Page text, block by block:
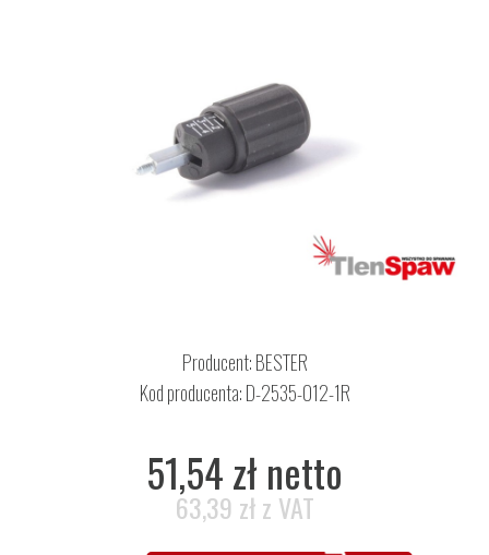
Producent:BESTER
Kod producenta: D-2535-012-1R
51,54 zł netto
63,39 zł z VAT